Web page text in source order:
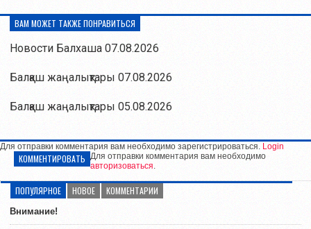
ВАМ МОЖЕТ ТАКЖЕ ПОНРАВИТЬСЯ
Новости Балхаша 07.08.2026
Балқаш жаңалықтары 07.08.2026
Балқаш жаңалықтары 05.08.2026
Для отправки комментария вам необходимо зарегистрироваться. Login
КОММЕНТИРОВАТЬ Для отправки комментария вам необходимо
авторизоваться.
ПОПУЛЯРНОЕ НОВОЕ КОММЕНТАРИИ
Внимание!